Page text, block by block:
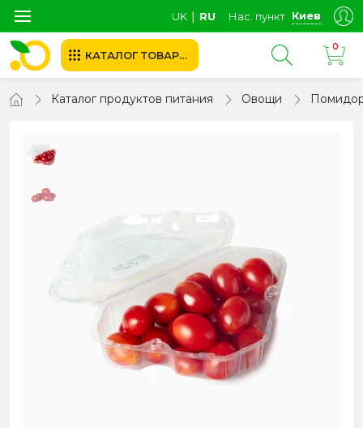
UK ∣ RU Нас. пункт Киев
КАТАЛОГ ТОВАРОВ
0
Каталог продуктов питания Овощи